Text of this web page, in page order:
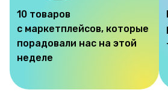
10 товаров
с маркетплейсов, которые
порадовали нас на этой
неделе